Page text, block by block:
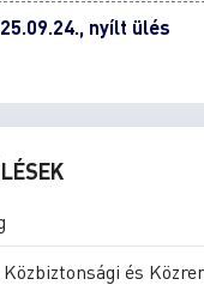
nyílt ülés
és